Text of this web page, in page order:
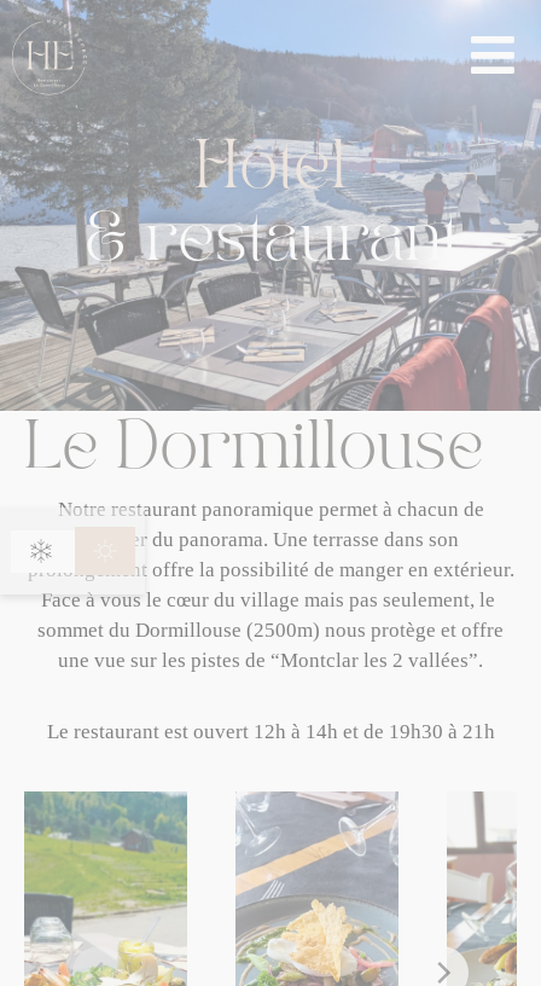
Hôtel
& restaurant
Le Dormillouse
Notre restaurant panoramique permet à chacun de
profiter du panorama. Une terrasse dans son
prolongement offre la possibilité de manger en extérieur.
Face à vous le cœur du village mais pas seulement, le
sommet du Dormillouse (2500m) nous protège et offre
une vue sur les pistes de “Montclar les 2 vallées”.
Le restaurant est ouvert 12h à 14h et de 19h30 à 21h